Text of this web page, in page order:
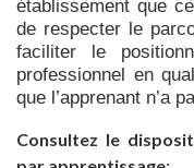
établissement que
de respecter le
faciliter le
professionnel en
que l’apprenant n’a
Consultez le